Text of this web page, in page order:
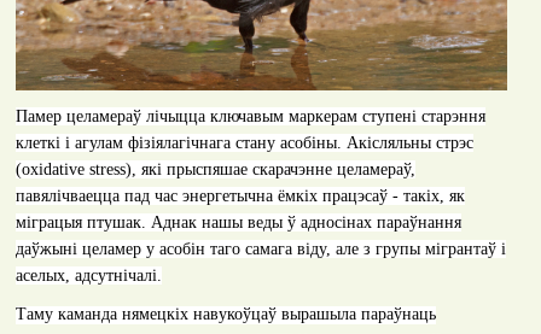
Памер целамераў лічыцца ключавым маркерам cтупені старэння
клеткі і агулам фізіялагічнага стану асобіны. Акісляльны стрэс
(оxidative stress), які прыспяшае скарачэнне целамераў,
павялічваецца пад час энергетычна ёмкіх працэсаў - такіх, як
міграцыя птушак. Аднак нашы веды ў адносінах параўнання
даўжыні целамер у асобін таго самага віду, але з групы мігрантаў і
аселых, адсутнічалі.
Таму каманда нямецкіх навукоўцаў вырашыла параўнаць